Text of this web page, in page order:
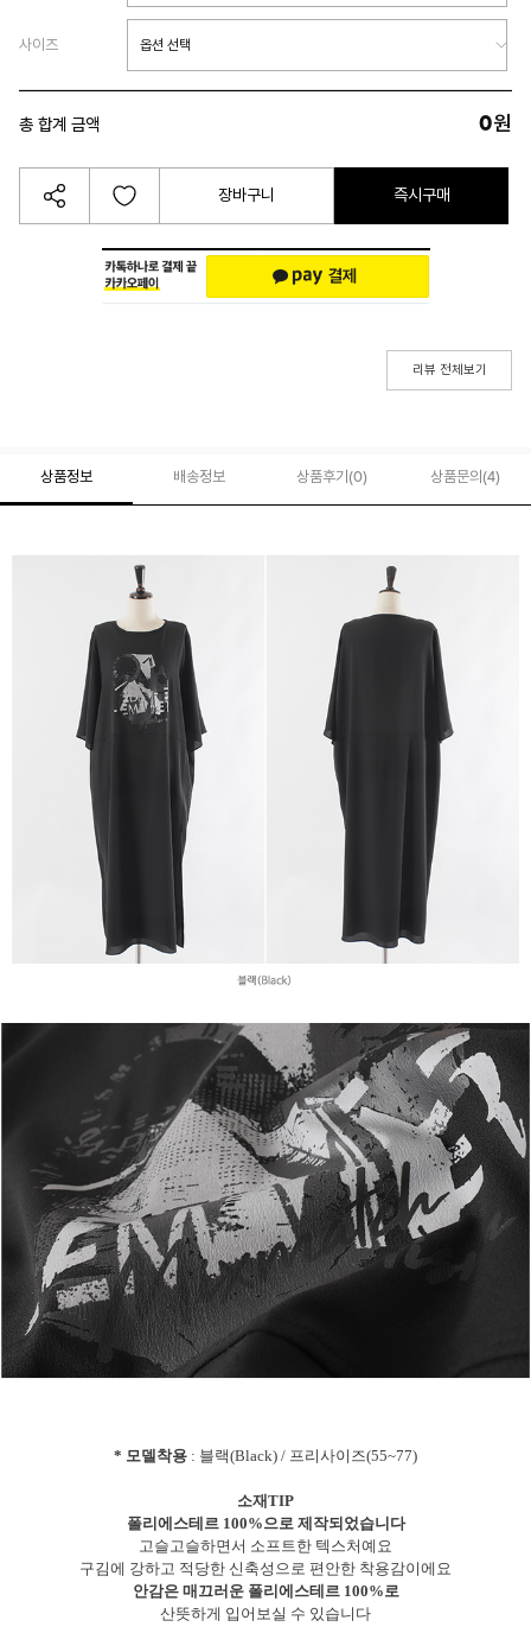
사이즈
총 합계 금액 0원
장바구니 즉시구매
리뷰 전체보기
상품정보 배송정보 상품후기(0) 상품문의 (4)
* 모델착용 : 블랙(Black) / 프리사이즈(55~77)
소재TIP
폴리에스테르 100%으로 제작되었습니다
고슬고슬하면서 소프트한 텍스처예요
구김에 강하고 적당한 신축성으로 편안한 착용감이에요
안감은 매끄러운 폴리에스테르 100%로
산뜻하게 입어보실 수 있습니다